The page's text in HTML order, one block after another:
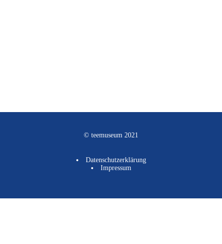
© teemuseum 2021
Datenschutzerklärung
Impressum